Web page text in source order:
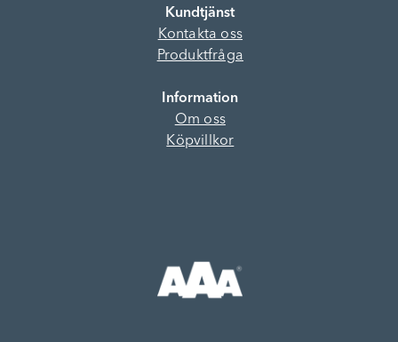
Kundtjänst
Kontakta oss
Produktfråga
Information
Om oss
Köpvillkor